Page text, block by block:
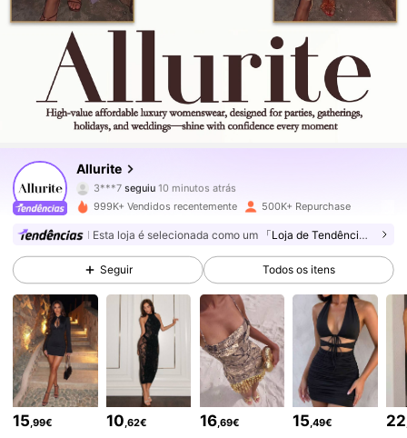
Allurite
3***7seguiu
l***4está a navegar
4,85
139K Seguidores
4,85 139K Seguidores
4,85 139K Seguidores
4,85 139K Seguidores
999K+ Vendidos recentemente 500K+ Repurchase
Esta loja é selecionada como um 「Loja de Tendências」
Seguir Todos os itens
15,99€ 10,62€ 16,69€ 15,49€ 22